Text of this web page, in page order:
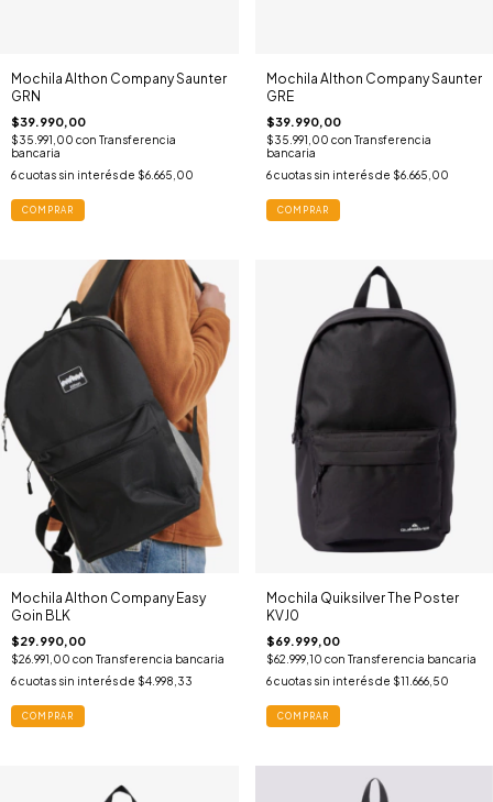
Mochila Althon Company Saunter
GRN
$39.990,00
$35.991,00 con Transferencia
bancaria
6cuotas sin interés de $6.665,00
COMPRAR
Mochila Althon Company Saunter
GRE
$39.990,00
$35.991,00 con Transferencia
bancaria
6 cuotas sin interés de $6.665,00
COMPRAR
Mochila Althon Company Easy
Goin BLK
$29.990,00
$26.991,00 con Transferencia bancaria
6cuotas sin interés de $4.998,33
COMPRAR
Mochila Quiksilver The Poster
KVJ0
$69.999,00
$62.999,10 con Transferencia bancaria
6 cuotas sin interés de $11.666,50
COMPRAR